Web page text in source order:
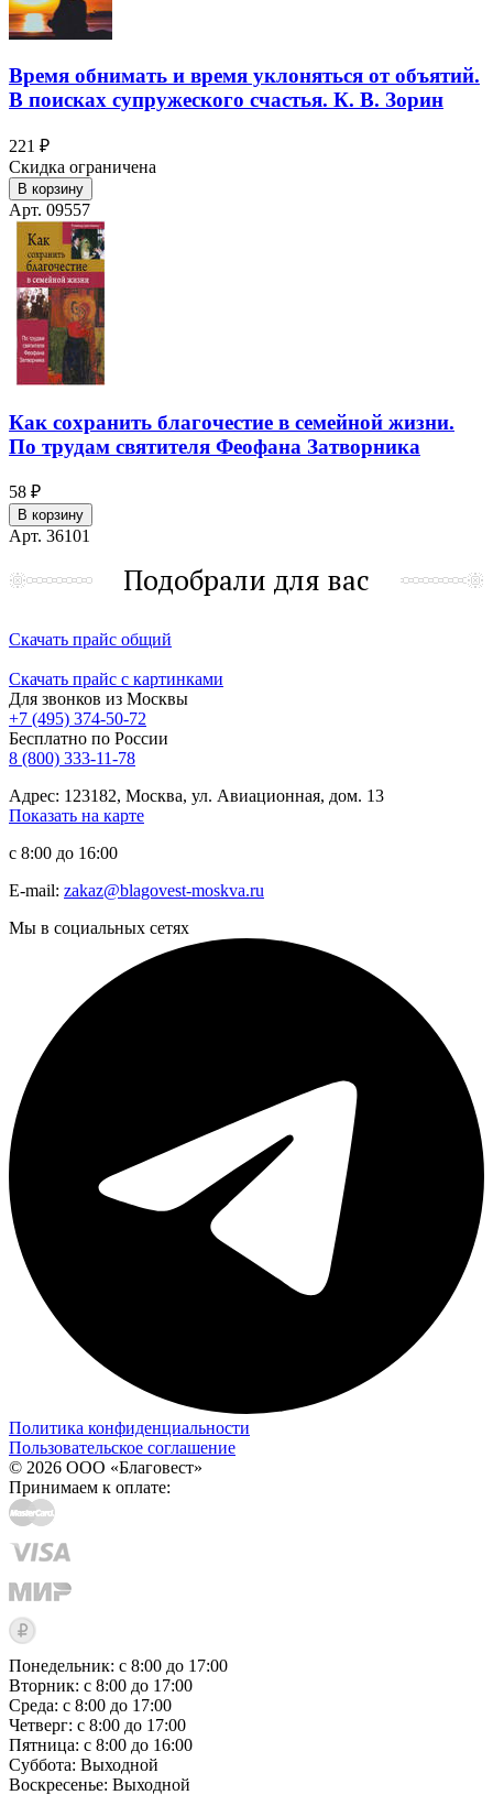
Время обнимать и время уклоняться от объятий.
В поисках супружеского счастья. К. В. Зорин
221 ₽
Скидка ограничена
В корзину
Арт. 09557
Как сохранить благочестие в семейной жизни.
По трудам святителя Феофана Затворника
58 ₽
В корзину
Арт. 36101
Подобрали для вас
Скачать прайс общий
Скачать прайс с картинками
Для звонков из Москвы
+7 (495) 374-50-72
Бесплатно по России
8 (800) 333-11-78
Адрес: 123182, Москва, ул. Авиационная, дом. 13
Показать на карте
с 8:00 до 16:00
E-mail: zakaz@blagovest-moskva.ru
Мы в социальных сетях
Политика конфиденциальности
Пользовательское соглашение
© 2026 ООО «Благовест»
Принимаем к оплате:
Понедельник: с 8:00 до 17:00
Вторник: с 8:00 до 17:00
Среда: с 8:00 до 17:00
Четверг: с 8:00 до 17:00
Пятница: с 8:00 до 16:00
Суббота: Выходной
Воскресенье: Выходной